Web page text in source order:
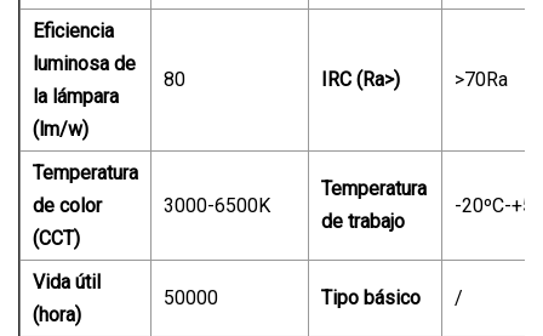
Eficiencia
luminosa de
la lámpara
(lm/w)
80 IRC (Ra>) >70Ra
Temperatura
de color
(CCT)
3000-6500K
Temperatura
de trabajo
-20ºC-
Vida útil
(hora)
50000 Tipo básico /